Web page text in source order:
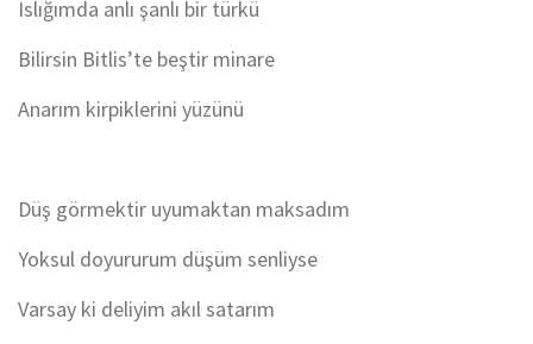
Islığımda anlı şanlı bir türkü
Bilirsin Bitlis’te beştir minare
Anarım kirpiklerini yüzünü
Düş görmektir uyumaktan maksadım
Yoksul doyururum düşüm senliyse
Varsay ki deliyim akıl satarım